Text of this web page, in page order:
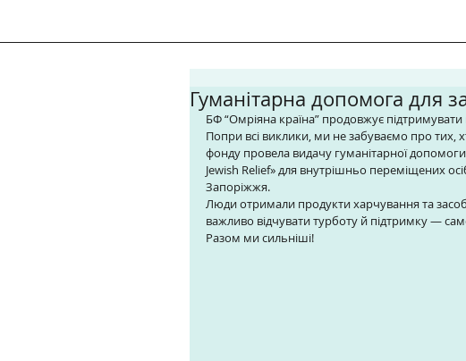
Гуманітарна допомога для
БФ “Омріяна країна” продовжує
Попри всі виклики, ми не забуваємо про тих,
фонду провела видачу гуманітарної
Jewish Relief» для внутрішньо переміщених
Запоріжжя.
Люди отримали продукти харчування та
важливо відчувати турботу й підтримку —
Разом ми сильніші!